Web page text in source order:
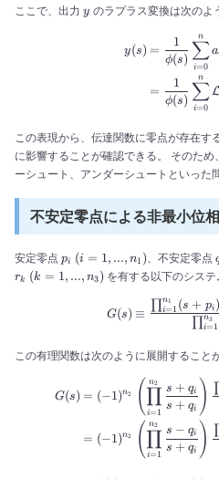
ここで、出力 y
y のラプラス変換は次のよ
y(s) =
ϕ(s)
1
i=0
∑
n
a
=
ϕ(s)
1
i=0
∑
n
L
この表現から、伝達関数に零点が存在す
に影響することが確認できる。 そのた
ーシュート、アンダーシュートといった
不安定零点による非最小位
安定零点 p_i\
(i=
1,
pi (i = 1, ..., n1) 、不安定零点
rk (k = 1, ..., n3) を有する以下のシステ
G(s) ≡
∏i=1
n3
∏i=1
n1 (s + pi )
この有理関数は次のように展開すること
G(s) = (−1)n2 ( i=1
∏
n2
s + qi
s + qi )
= (−1)n2 ( i=1
∏
n2
s + qi
s − qi )